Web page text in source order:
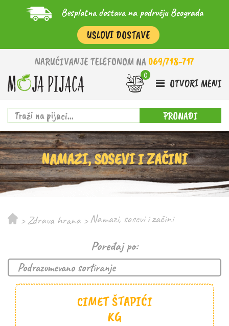
Besplatna dostava na području Beograda
USLOVI DOSTAVE
NARUČIVANJE TELEFONOM NA 069/718-717
OTVORI MENI
PRONAĐI
NAMAZI, SOSEVI I ZAČINI
> Zdrava hrana >Namazi, sosevi i začini
Poređaj po:
CIMET ŠTAPIĆI
KG